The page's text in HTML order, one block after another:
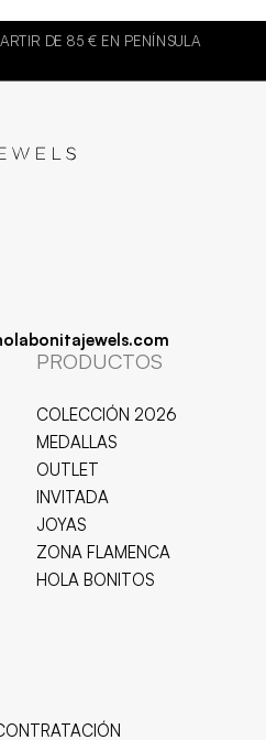
DE 85 € EN PENÍNSULA
PRODUCTOS
COLECCIÓN 2026
MEDALLAS
OUTLET
INVITADA
JOYAS
ZONA FLAMENCA
HOLA BONITOS